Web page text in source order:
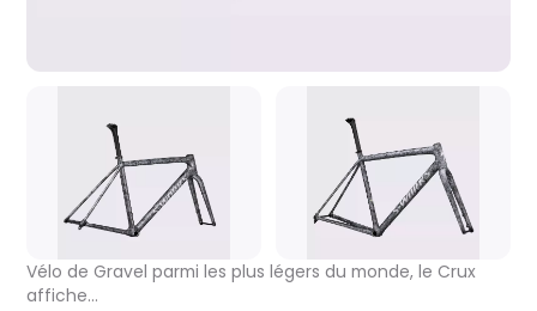
Vélo de Gravel parmi les plus légers du monde, le Crux
affiche...